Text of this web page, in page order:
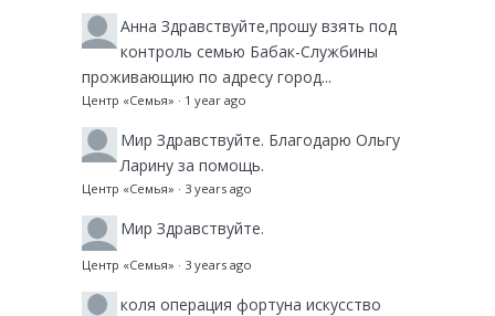
Анна Здравствуйте,прошу взять под
контроль семью Бабак-Службины
проживающию по адресу город...
Центр «Семья» · 1 year ago
Мир Здравствуйте. Благодарю Ольгу
Ларину за помощь.
Центр «Семья» · 3 years ago
Мир Здравствуйте.
Центр «Семья» · 3 years ago
коля операция фортуна искусство